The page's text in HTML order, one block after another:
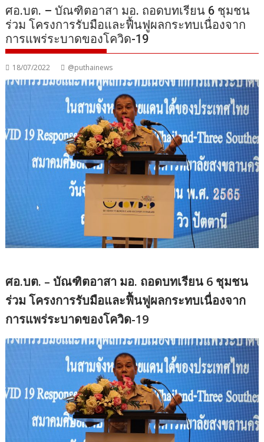
ศอ.บต. – บัณฑิตอาสา มอ. ถอดบทเรียน 6 ชุมชน
ร่วม โครงการรับมือและฟื้นฟูผลกระทบเนื่องจาก
การแพร่ระบาดของโควิด-19
18/07/2022 @puthainews
ศอ.บต. – บัณฑิตอาสา มอ. ถอดบทเรียน 6 ชุมชน
ร่วม โครงการรับมือและฟื้นฟูผลกระทบเนื่องจาก
การแพร่ระบาดของโควิด-19